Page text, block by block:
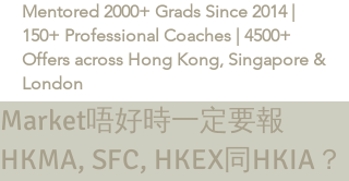
Mentored 2000+ Grads Since 2014 |
150+ Professional Coaches | 4500+
Offers across Hong Kong, Singapore &
London
Learn more about the Career Training Program 26/27
Market唔好時一定要報
HKMA, SFC, HKEX同HKIA？